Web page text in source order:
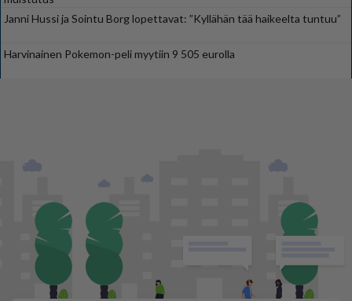
Janni Hussi ja Sointu Borg lopettavat: ”Kyllähän tää haikeelta tuntuu”
Harvinainen Pokemon-peli myytiin 9 505 eurolla